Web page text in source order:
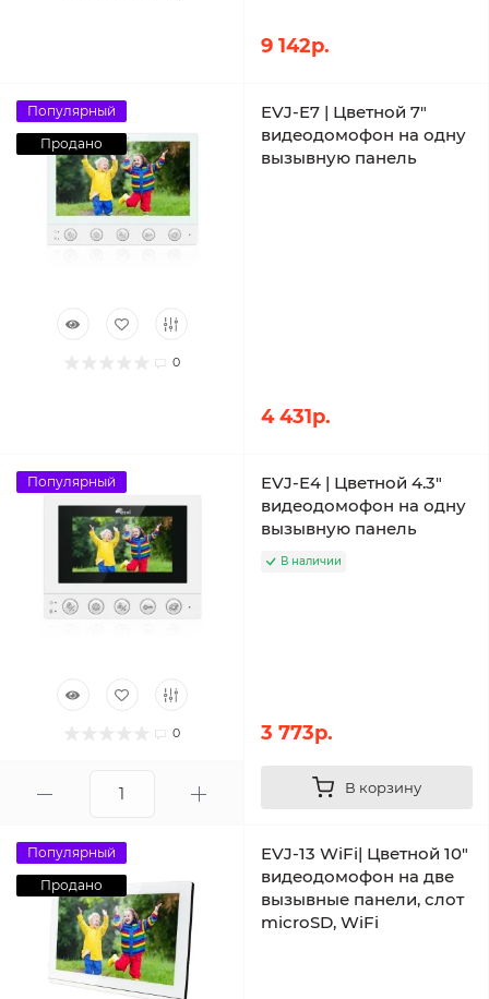
9 142р.
Популярный
Продано
0
EVJ-E7 | Цветной 7"
видеодомофон на одну
вызывную панель
4 431р.
Популярный
0
EVJ-E4 | Цветной 4.3"
видеодомофон на одну
вызывную панель
В наличии
3 773р.
В корзину
Популярный
Продано
EVJ-13 WiFi| Цветной 10"
видеодомофон на две
вызывные панели, слот
microSD, WiFi